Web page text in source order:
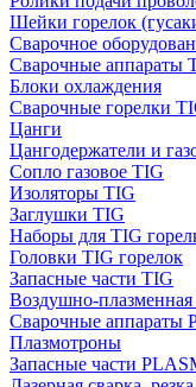
Шейки горелок
Сварочное
Сварочные аппараты
Блоки охлаждения
Сварочные горелки
Цанги
Цангодержатели и
Сопло газовое TIG
Изоляторы TIG
Заглушки TIG
Наборы для TIG
Головки TIG горелок
Запасные части TIG
Воздушно-плазменная
Сварочные аппараты
Плазмотроны
Запасные части